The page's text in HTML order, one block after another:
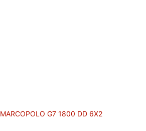
MARCOPOLO G7 1800 DD 6X2